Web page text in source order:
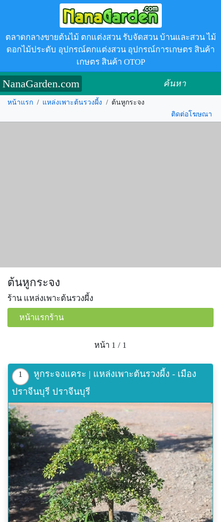
ตลาดกลางขายต้นไม้ ตกแต่งสวน รับจัดสวน บ้านและสวน ไม้
ดอกไม้ประดับ อุปกรณ์ตกแต่งสวน อุปกรณ์การเกษตร สินค้า
เกษตร สินค้า OTOP
NanaGarden.com ค้นหา
หน้าแรก / แหล่งเพาะต้นรวงผี้ง / ต้นหูกระจง
ติดต่อโฆษณา
ต้นหูกระจง
ร้าน แหล่งเพาะต้นรวงผี้ง
หน้าแรกร้าน
หน้า 1 / 1
1
หูกระจงแคระ | แหล่งเพาะต้นรวงผี้ง - เมือง
ปราจีนบุรี ปราจีนบุรี